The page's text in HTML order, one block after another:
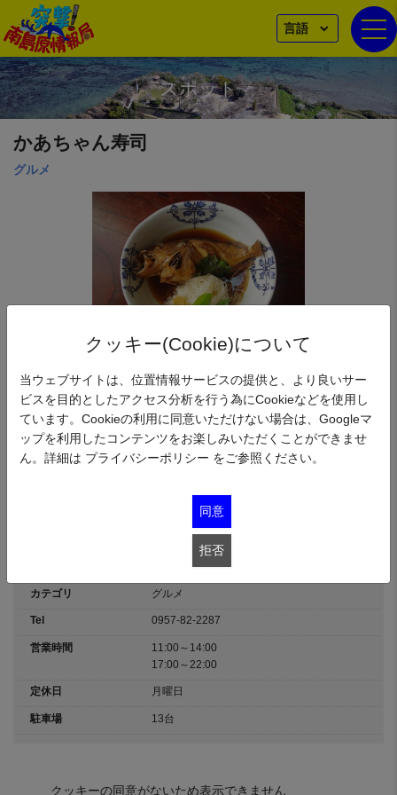
言語
スポット
かあちゃん寿司
グルメ
あらかぶ素麺
【南島原そうめん鉢夏のキャンペーン対象】
※こちらのメニューは2025.7.1～2025.8.31の期間限定提供の場合がありま
※要予約
有明海の新鮮なお魚をいただくことができます。お寿司をはじめとする海鮮
料理も自慢ですが、各種定食などもご用意しておりますので、ぜひいらっし
長崎県南島原市有家町中須川224
カテゴリ グルメ
Tel 0957-82-2287
営業時間
11:00～14:00
17:00～22:00
定休日 月曜日
駐車場 13台
クッキーの同意がないため表示できません
クッキー(Cookie)について
当ウェブサイトは、位置情報サービスの提供と、より良いサー
ビスを目的としたアクセス分析を行う為にCookieなどを使用し
ています。Cookieの利用に同意いただけない場合は、Googleマ
ップを利用したコンテンツをお楽しみいただくことができませ
ん。詳細は プライバシーポリシー をご参照ください。
同意
拒否